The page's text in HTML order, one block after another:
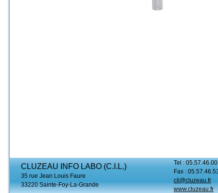
CLUZEAU INFO LABO (C.I.L.)
35 rue Jean Louis Faure
33220 Sainte-Foy-La-Grande
Tel :
Fax :
cil@cluzeau.fr
www.cluzeau.fr